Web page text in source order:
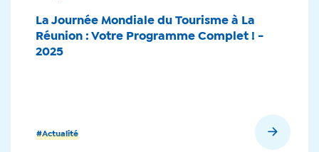
#Actualité
La Journée Mondiale du Tourisme à La
Réunion : Votre Programme Complet ! -
2025